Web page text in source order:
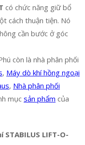
có chức năng giữ bổ
cách thuận tiện. Nó
cần bước ở góc
còn là nhà phân phối
, Máy dò khí hồng ngoại
, Nhà phân phối
mụcsản phẩm của
LIFT-O-